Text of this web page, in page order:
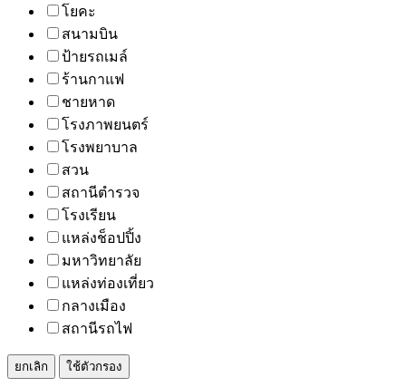
โยคะ
สนามบิน
ป้ายรถเมล์
ร้านกาแฟ
ชายหาด
โรงภาพยนตร์
โรงพยาบาล
สวน
สถานีตำรวจ
โรงเรียน
แหล่งช็อปปิ้ง
มหาวิทยาลัย
แหล่งท่องเที่ยว
กลางเมือง
สถานีรถไฟ
ยกเลิก ใช้ตัวกรอง